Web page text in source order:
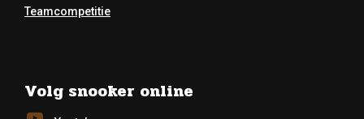
Teamcompetitie
Volg snooker online